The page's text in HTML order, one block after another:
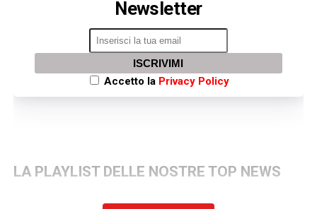
Newsletter
ISCRIVIMI
Accetto la Privacy Policy
LA PLAYLIST DELLE NOSTRE TOP NEWS